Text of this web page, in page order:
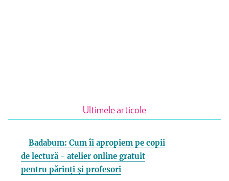
Ultimele articole
Badabum: Cum îi apropiem pe copii
de lectură - atelier online gratuit
pentru părinți și profesori